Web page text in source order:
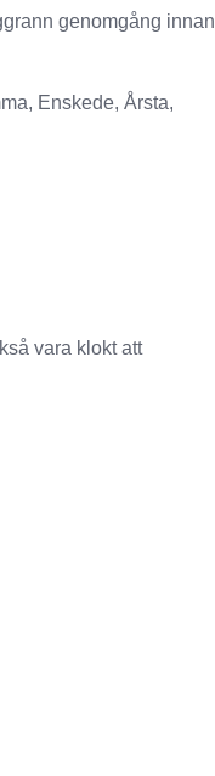
genomgång innan
Enskede, Årsta,
vara klokt att